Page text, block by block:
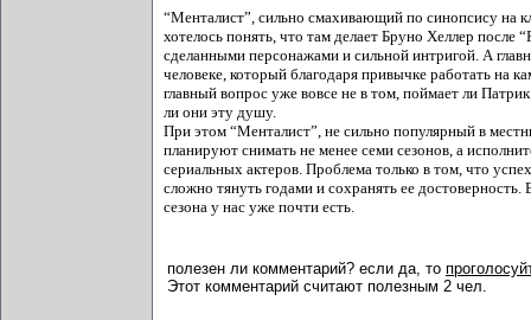
“Менталист”, сильно смахивающий по синопсису на
хотелось понять, что там делает Бруно Хеллер после
сделанными персонажами и сильной интригой. А
человеке, который благодаря привычке работать на
главный вопрос уже вовсе не в том, поймает ли
ли они эту душу.
При этом “Менталист”, не сильно популярный в
планируют снимать не менее семи сезонов, а
сериальных актеров. Проблема только в том, что
сложно тянуть годами и сохранять ее
сезона у нас уже почти есть.
полезен ли комментарий? если да, то
Этот комментарий считают полезным 2 чел.